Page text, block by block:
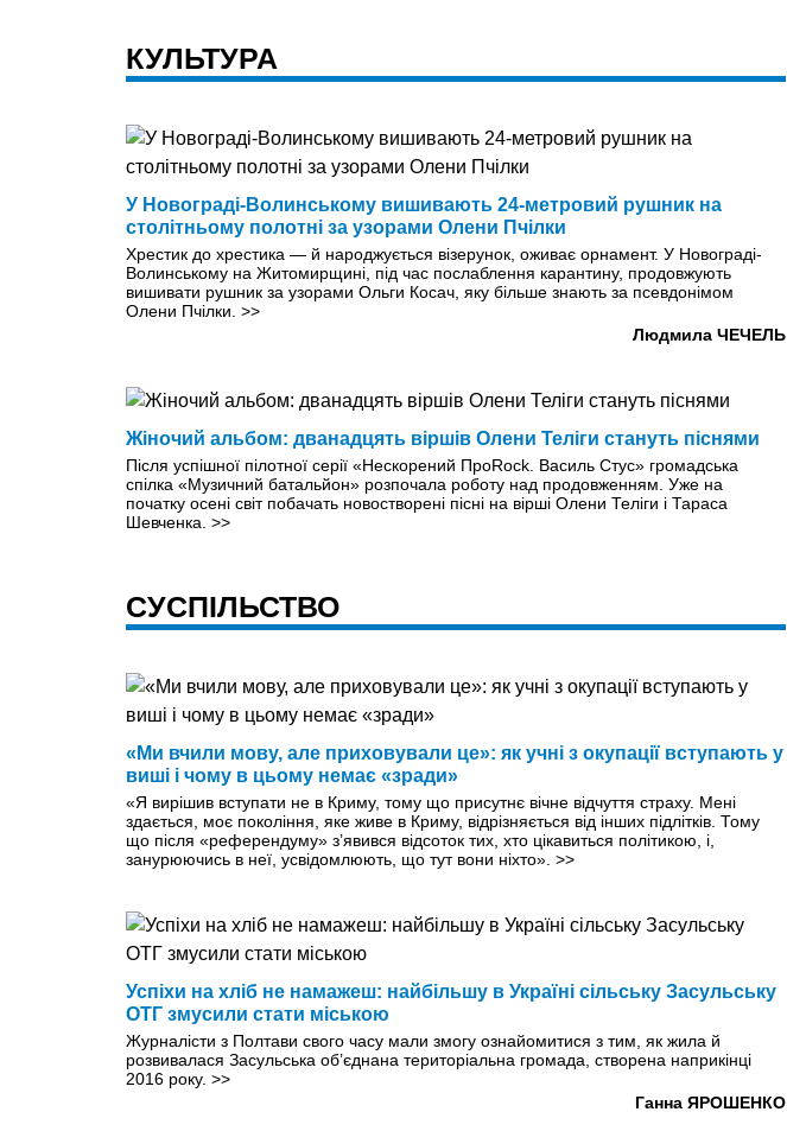
КУЛЬТУРА
У Новограді-Волинському вишивають 24-метровий рушник на
столітньому полотні за узорами Олени Пчілки
Хрестик до хрестика — й народжується візерунок, оживає орнамент. У Новограді-
Волинському на Житомирщині, під час послаблення карантину, продовжують
вишивати рушник за узорами Ольги Косач, яку більше знають за псевдонімом
Олени Пчілки. >>
Людмила ЧЕЧЕЛЬ
Жіночий альбом: дванадцять віршів Олени Теліги стануть піснями
Після успішної пілотної серії «Нескорений ПроRock. Василь Стус» громадська
спілка «Музичний батальйон» розпочала роботу над продовженням. Уже на
початку осені світ побачать новостворені пісні на вірші Олени Теліги і Тараса
Шевченка. >>
СУСПІЛЬСТВО
«Ми вчили мову, але приховували це»: як учні з окупації вступають у
виші і чому в цьому немає «зради»
«Я вирішив вступати не в Криму, тому що присутнє вічне відчуття страху. Мені
здається, моє покоління, яке живе в Криму, відрізняється від інших підлітків. Тому
що після «референдуму» з’явився відсоток тих, хто цікавиться політикою, і,
занурюючись в неї, усвідомлюють, що тут вони ніхто». >>
Успіхи на хліб не намажеш: найбільшу в Україні сільську Засульську
ОТГ змусили стати міською
Журналісти з Полтави свого часу мали змогу ознайомитися з тим, як жила й
розвивалася Засульська об’єднана територіальна громада, створена наприкінці
2016 року. >>
Ганна ЯРОШЕНКО